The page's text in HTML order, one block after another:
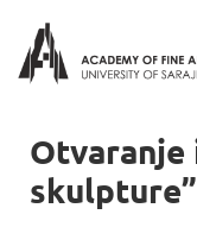
Otvaranje